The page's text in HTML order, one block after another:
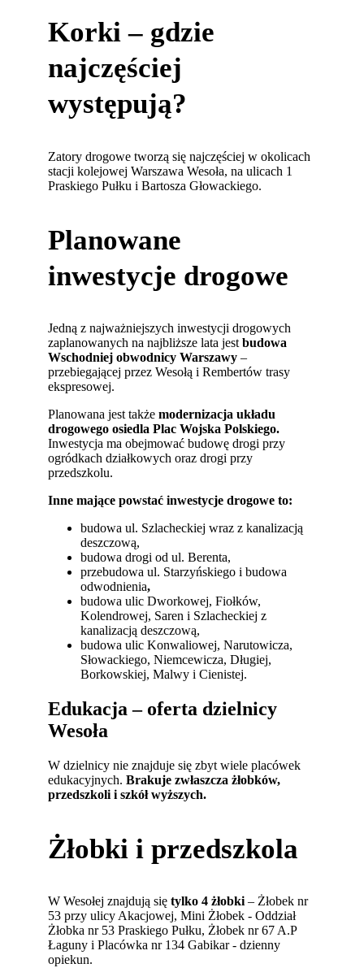
Korki – gdzie
najczęściej
występują?
Zatory drogowe tworzą się najczęściej w okolicach
stacji kolejowej Warszawa Wesoła, na ulicach 1
Praskiego Pułku i Bartosza Głowackiego.
Planowane
inwestycje drogowe
Jedną z najważniejszych inwestycji drogowych
zaplanowanych na najbliższe lata jest budowa
Wschodniej obwodnicy Warszawy –
przebiegającej przez Wesołą i Rembertów trasy
ekspresowej.
Planowana jest także modernizacja układu
drogowego osiedla Plac Wojska Polskiego.
Inwestycja ma obejmować budowę drogi przy
ogródkach działkowych oraz drogi przy
przedszkolu.
Inne mające powstać inwestycje drogowe to:
budowa ul. Szlacheckiej wraz z kanalizacją
deszczową,
budowa drogi od ul. Berenta,
przebudowa ul. Starzyńskiego i budowa
odwodnienia,
budowa ulic Dworkowej, Fiołków,
Kolendrowej, Saren i Szlacheckiej z
kanalizacją deszczową,
budowa ulic Konwaliowej, Narutowicza,
Słowackiego, Niemcewicza, Długiej,
Borkowskiej, Malwy i Cienistej.
Edukacja – oferta dzielnicy
Wesoła
W dzielnicy nie znajduje się zbyt wiele placówek
edukacyjnych.Brakuje zwłaszcza żłobków,
przedszkoli i szkół wyższych.
Żłobki i przedszkola
W Wesołej znajdują się tylko 4 żłobki – Żłobek nr
53 przy ulicy Akacjowej, Mini Żłobek - Oddział
Żłobka nr 53 Praskiego Pułku, Żłobek nr 67 A.P
Łaguny i Placówka nr 134 Gabikar - dzienny
opiekun.